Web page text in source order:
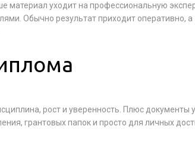
материал уходит на профессиональную
Обычно результат приходит оперативно, а
рост и уверенность. Плюс документы
грантовых папок и просто для личных